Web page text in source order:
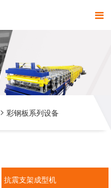
> 彩钢板系列设备
抗震支架成型机